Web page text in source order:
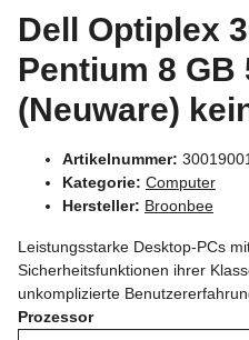
Dell Optiplex
Pentium 8 GB
(Neuware)
Artikelnummer:
Kategorie: Computer
Hersteller: Broonbee
Leistungsstarke Desktop-PCs
Sicherheitsfunktionen ihrer
unkomplizierte
Prozessor